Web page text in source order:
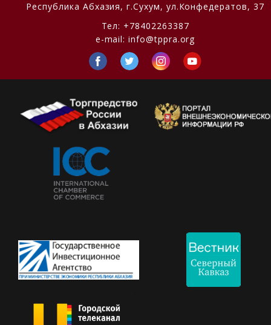
Республика Абхазия, г.Сухум, ул.Конфедератов, 37
Тел: +78402263387
e-mail:info@tppra.org